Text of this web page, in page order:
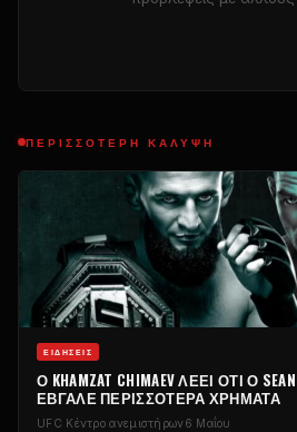
ΠΕΡΙΣΣΌΤΕΡΗ ΚΆΛΥΨΗ
ΕΙΔΉΣΕΙΣ
Ο KHAMZAT CHIMAEV ΛΈΕΙ ΌΤΙ Ο
ΈΒΓΑΛΕ ΠΕΡΙΣΣΌΤΕΡΑ ΧΡΉΜΑΤΑ
UFC Κέντρο ανεμιστήρων6 Μαΐου